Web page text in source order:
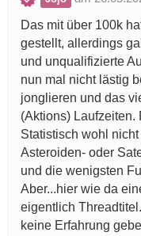
Das mit über 100k
gestellt, allerdings
und unqualifizierte
nun mal nicht lästig
jonglieren und das
(Aktions)
Statistisch wohl
Asteroiden- oder
und die wenigsten
Aber...hier wie da
eigentlich
keine Erfahrung